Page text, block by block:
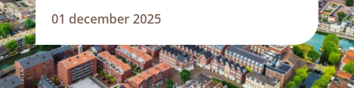
01 december 2025